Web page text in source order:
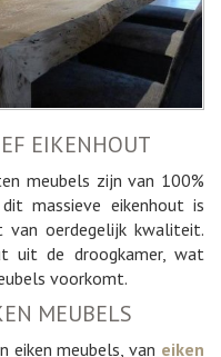
EIKENHOUT
meubels zijn van 100%
massieve eikenhout is
van oerdegelijk kwaliteit.
uit de droogkamer, wat
voorkomt.
MEUBELS
eiken meubels, van eiken